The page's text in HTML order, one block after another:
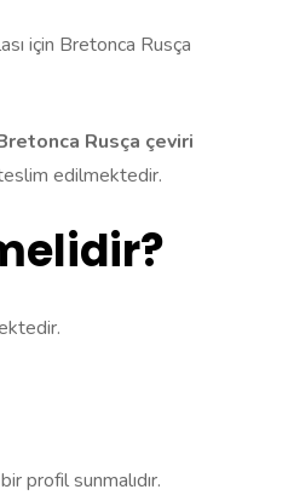
için Bretonca Rusça
Rusça çeviri
edilmektedir.
profil sunmalıdır.